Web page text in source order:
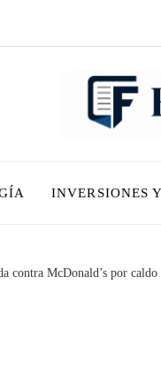
INVERSIONES
contra McDonald’s por